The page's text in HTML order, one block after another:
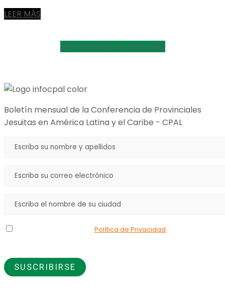
LEER MÁS
VER ARCHIVO DE NOTICIAS
Boletín mensual de la Conferencia de Provinciales
Jesuitas en América Latina y el Caribe - CPAL
Política de Privacidad